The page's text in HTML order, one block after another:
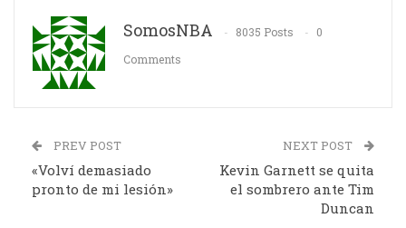
SomosNBA 8035 Posts
0
Comments
PREV POST
«Volví demasiado
pronto de mi lesión»
NEXT POST
Kevin Garnett se quita
el sombrero ante Tim
Duncan